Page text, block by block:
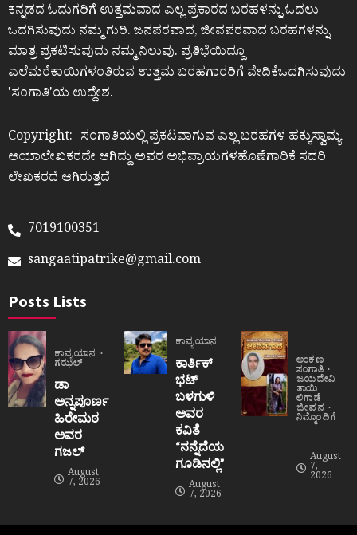
ಕನ್ನಡದ ಓದುಗರಿಗೆ ಉತ್ತಮವಾದ ಎಲ್ಲ ಪ್ರಕಾರದ ಬರಹಳನ್ನು ಓದಲು
ಒದಗಿಸುವುದು ನಮ್ಮ ಗುರಿ. ಜನಪರವಾದ, ಜೀವಪರವಾದ ಬರಹಗಳನ್ನು
ಮಾತ್ರ ಪ್ರಕಟಿಸುವುದು ನಮ್ಮ ನಿಲುವು. ಪ್ರತಿಭೆಯಿದ್ದೂ
ಎಲೆಮರೆಕಾಯಿಗಳಂತಿರುವ ಉತ್ತಮ ಬರಹಗಾರರಿಗೆ ವೇದಿಕೆಒದಗಿಸುವುದು
ʼಸಂಗಾತಿʼಯ ಉದ್ದೇಶ.
Copyright:- ಸಂಗಾತಿಯಲ್ಲಿ ಪ್ರಕಟವಾಗುವ ಎಲ್ಲ ಬರಹಗಳ ಹಕ್ಕುಸ್ವಾಮ್ಯ
ಆಯಾಲೇಖಕರದೇ ಆಗಿದ್ದು ಅವರ ಅಭಿಪ್ರಾಯಗಳಹೊಣೆಗಾರಿಕೆ ಸದರಿ
ಲೇಖಕರದೆ ಆಗಿರುತ್ತದೆ
7019100351
sangaatipatrike@gmail.com
Posts Lists
ಕಾವ್ಯಯಾನ
ಗಝಲ್
ಡಾ
ಅನ್ನಪೂರ್ಣ
ಹಿರೇಮಠ
ಅವರ
ಗಜಲ್
August
7, 2026
ಕಾವ್ಯಯಾನ
ಕಾರ್ತಿಕ್
ಭಟ್
ಬಳಗುಳಿ
ಅವರ
ಕವಿತೆ
“ನನ್ನೆದೆಯ
ಗೂಡಿನಲ್ಲಿ”
August
7, 2026
ಅಂಕಣ
ಸಂಗಾತಿ
ಜಯದೇವಿ
ತಾಯಿ
ಲಿಗಾಡೆ
ಜೀವನ
ನಿಮ್ಮೊಂದಿಗೆ
August
7,
2026